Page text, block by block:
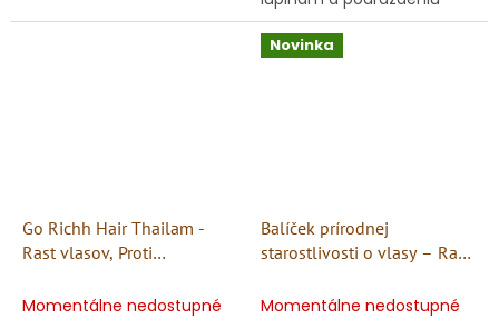
vlasovej pokožky
Go Richh Hair Thailam -
Rast vlasov, Proti
Momentálne nedostupné
Novinka
Balíček prírodnej
starostlivosti o vlasy – Rast,
Momentálne nedostupné